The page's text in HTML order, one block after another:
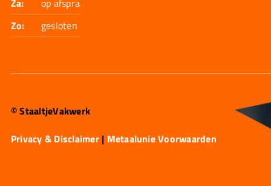
Za:
op afspraak
Zo:
gesloten
© StaaltjeVakwerk
Privacy & Disclaimer| Metaalunie Voorwaarden